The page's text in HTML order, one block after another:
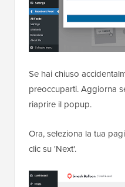
Se hai chiuso
preoccuparti. Aggiorna
riaprire il popup.
Ora, seleziona la tua
clic su 'Next'.